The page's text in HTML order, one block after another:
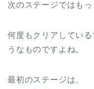
次のステージではも
何度もクリアしてい
うなものですよね。
最初のステージは、